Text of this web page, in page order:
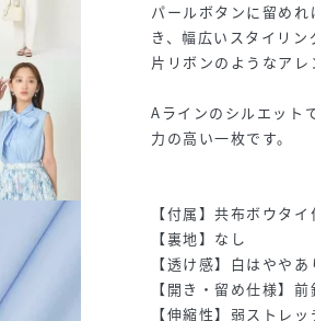
パールボタンに留め
き、幅広いスタイリン
片リボンのようなアレ
Aラインのシルエット
力の高い一枚です。
【付属】共布ボウタイ
【裏地】なし
【透け感】白はややあ
【開き・留め仕様】前
【伸縮性】弱ストレッ